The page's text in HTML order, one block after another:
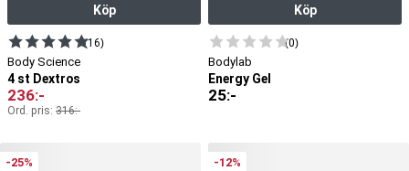
Köp
(16)
Body Science
4 st Dextros
236:-
Ord. pris: 316:-
Köp
(0)
Bodylab
Energy Gel
25:-
-25% -12%